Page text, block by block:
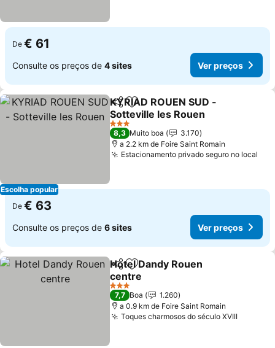
De € 61
Consulte os preços de 4 sites Ver preços
Escolha popular
PartilharAdicionar aos favoritos
KYRIAD ROUEN SUD -
Sotteville les Rouen
3 Estrelas
8,3 Muito boa
3.170
a 2.2 km de Foire Saint Romain
Estacionamento privado seguro no local
De € 63
Consulte os preços de 6 sites Ver preços
PartilharAdicionar aos favoritos
Hotel Dandy Rouen
centre
3 Estrelas
7,7 Boa
1.260
a 0.9 km de Foire Saint Romain
Toques charmosos do século XVIII